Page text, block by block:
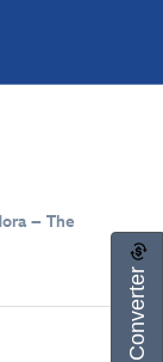
– The
Converter